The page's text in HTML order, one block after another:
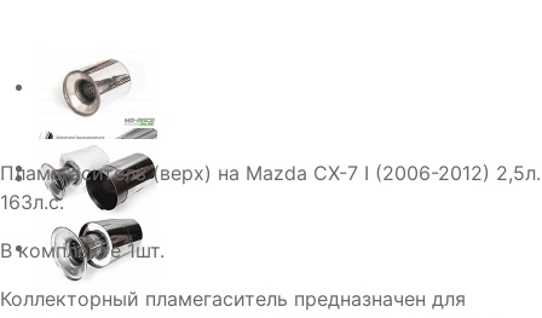
Пламегаситель (верх) на Mazda CX-7 I (2006-2012) 2,5л.
163л.с.
В комплекте 1шт.
Коллекторный пламегаситель предназначен для